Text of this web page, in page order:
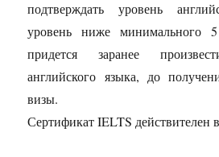
подтверждать уровень
уровень ниже минимального
придется заранее
английского языка, до
визы.
Сертификат IELTS действителен